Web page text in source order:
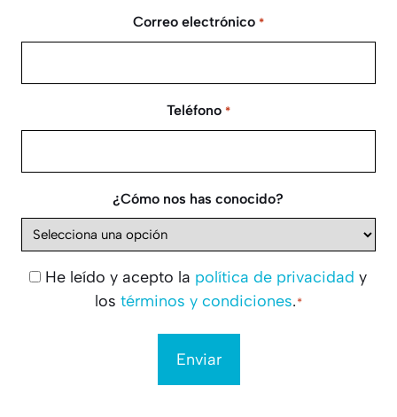
Correo electrónico *
Teléfono *
¿Cómo nos has conocido?
Consentimiento
*
He leído y acepto la política de privacidad y
los términos y condiciones. *